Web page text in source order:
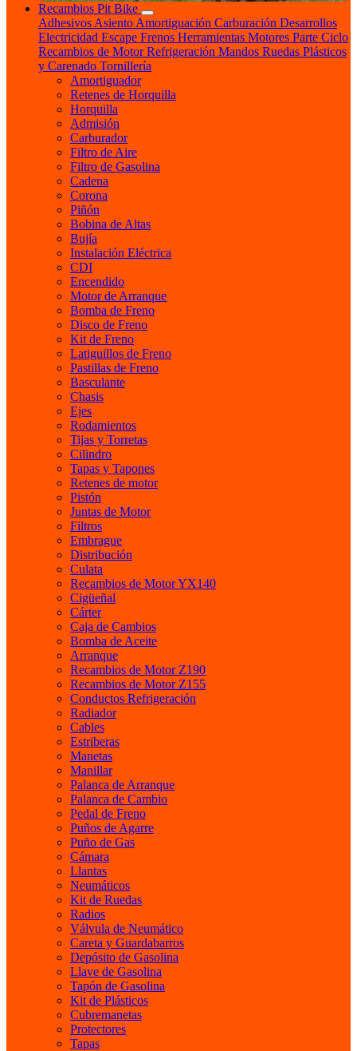
Recambios Pit Bike
Adhesivos Asiento Amortiguación Carburación Desarrollos
Electricidad Escape Frenos Herramientas Motores Parte Ciclo
Recambios de MotorRefrigeración Mandos Ruedas Plásticos
y Carenado Tornillería
Amortiguador
Retenes de Horquilla
Horquilla
Admisión
Carburador
Filtro de Aire
Filtro de Gasolina
Cadena
Corona
Piñón
Bobina de Altas
Bujía
Instalación Eléctrica
CDI
Encendido
Motor de Arranque
Bomba de Freno
Disco de Freno
Kit de Freno
Latiguillos de Freno
Pastillas de Freno
Basculante
Chasis
Ejes
Rodamientos
Tijas y Torretas
Cilindro
Tapas y Tapones
Retenes de motor
Pistón
Juntas de Motor
Filtros
Embrague
Distribución
Culata
Recambios de Motor YX140
Cigüeñal
Cárter
Caja de Cambios
Bomba de Aceite
Arranque
Recambios de Motor Z190
Recambios de Motor Z155
Conductos Refrigeración
Radiador
Cables
Estriberas
Manetas
Manillar
Palanca de Arranque
Palanca de Cambio
Pedal de Freno
Puños de Agarre
Puño de Gas
Cámara
Llantas
Neumáticos
Kit de Ruedas
Radios
Válvula de Neumático
Careta y Guardabarros
Depósito de Gasolina
Llave de Gasolina
Tapón de Gasolina
Kit de Plásticos
Cubremanetas
Protectores
Tapas